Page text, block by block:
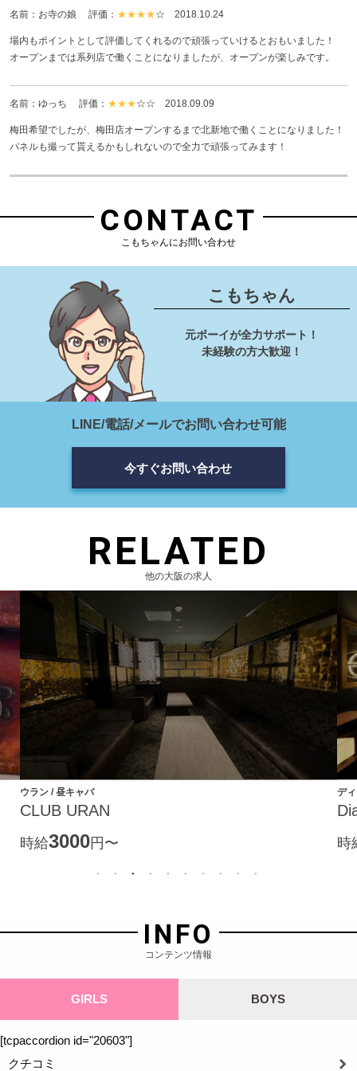
名前：お寺の娘 評価： ★★★★☆ 2018.10.24
場内もポイントとして評価してくれるので頑張っていけるとおもいました！
オープンまでは系列店で働くことになりましたが、オープンが楽しみです。
名前：ゆっち 評価： ★★★☆☆ 2018.09.09
梅田希望でしたが、梅田店オープンするまで北新地で働くことになりました！
パネルも撮って貰えるかもしれないので全力で頑張ってみます！
CONTACT
こもちゃんにお問い合わせ
こもちゃん
元ボーイが全力サポート！
未経験の方大歓迎！
LINE/電話/メールでお問い合わせ可能
今すぐお問い合わせ
RELATED
他の大阪の求人
ウラン / 昼キャバ
CLUB URAN
時給3000円〜
デ
時
INFO
コンテンツ情報
GIRLS BOYS
[tcpaccordion id="20603"]
クチコミ